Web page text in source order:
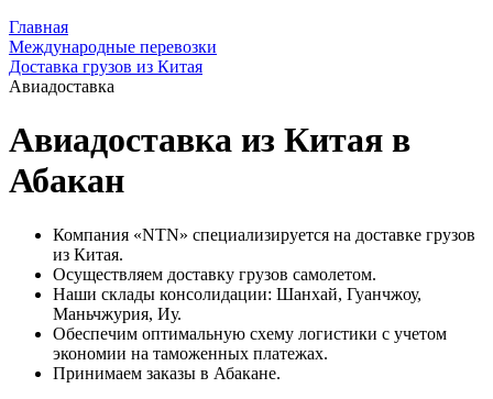
Главная
Международные перевозки
Доставка грузов из Китая
Авиадоставка
Авиадоставка из Китая в
Абакан
Компания «NTN» специализируется на доставке грузов
из Китая.
Осуществляем доставку грузов самолетом.
Наши склады консолидации: Шанхай, Гуанчжоу,
Маньчжурия, Иу.
Обеспечим оптимальную схему логистики с учетом
экономии на таможенных платежах.
Принимаем заказы в Абакане.